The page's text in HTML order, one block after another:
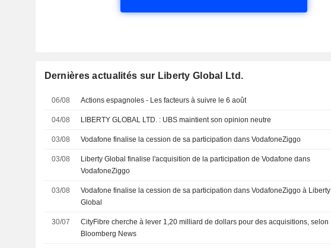
Dernières actualités sur Liberty Global Ltd.
06/08 Actions espagnoles - Les facteurs à suivre le 6 août
04/08 LIBERTY GLOBAL LTD. : UBS maintient son opinion neutre
03/08 Vodafone finalise la cession de sa participation dans VodafoneZiggo
03/08
Liberty Global finalise l'acquisition de la participation de Vodafone dans
VodafoneZiggo
03/08
Vodafone finalise la cession de sa participation dans VodafoneZiggo à Liberty
Global
30/07
CityFibre cherche à lever 1,20 milliard de dollars pour des acquisitions, selon
Bloomberg News